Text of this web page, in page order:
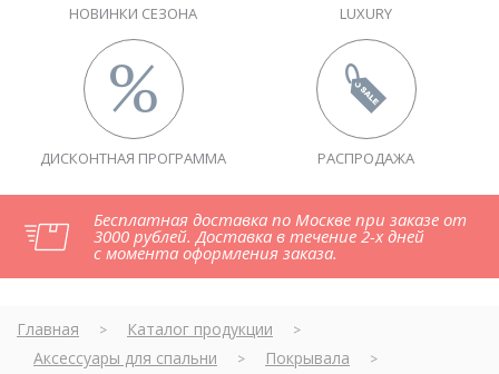
НОВИНКИ СЕЗОНА LUXURY
ДИСКОНТНАЯ ПРОГРАММА РАСПРОДАЖА
Бесплатная доставка по Москве при заказе от
3000 рублей. Доставка в течение 2-х дней
с момента оформления заказа.
Главная > Каталог продукции >
Аксессуары для спальни > Покрывала
>